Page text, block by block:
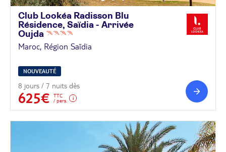
Club Lookéa Radisson Blu
Résidence, Saïdia - Arrivée
Oujda
Maroc, Région Saïdia
NOUVEAUTÉ
8 jours / 7 nuits dès
625€
TTC
/ pers.